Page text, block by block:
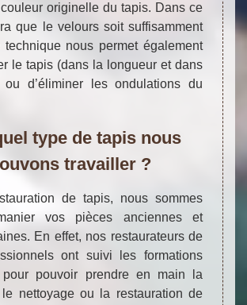
originelle du tapis. Dans ce
que le velours soit suffisamment
technique nous permet également
le tapis (dans la longueur et dans
ou d’éliminer les ondulations du
type de tapis nous
travailler ?
de tapis, nous sommes
vos pièces anciennes et
En effet, nos restaurateurs de
ont suivi les formations
pour pouvoir prendre en main la
le nettoyage ou la restauration de